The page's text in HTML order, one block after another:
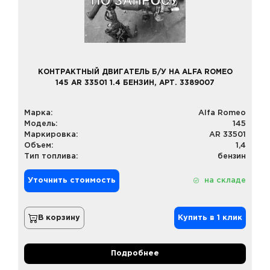
КОНТРАКТНЫЙ ДВИГАТЕЛЬ Б/У НА ALFA ROMEO
145 AR 33501 1.4 БЕНЗИН, АРТ. 3389007
Марка:
Alfa Romeo
Модель:
145
Маркировка:
AR 33501
Объем:
1,4
Тип топлива:
бензин
Уточнить стоимость на складе
В корзину Купить в 1 клик
Подробнее